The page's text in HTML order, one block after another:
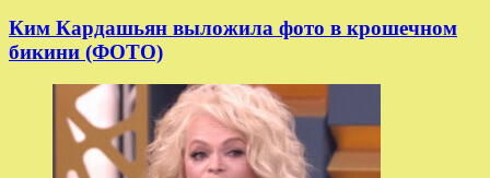
Ким Кардашьян выложила фото в крошечном
бикини (ФОТО)